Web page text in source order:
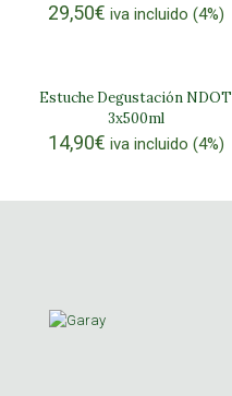
29,50€ iva incluido (4%)
Estuche Degustación NDOT
3x500ml
14,90€ iva incluido (4%)